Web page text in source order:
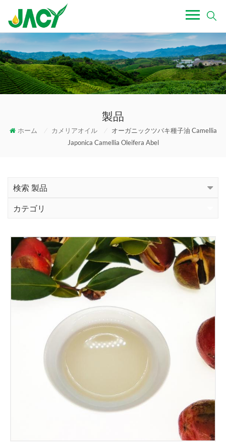
製品
ホーム / カメリアオイル /
オーガニックツバキ種子油 Camellia
Japonica Camellia Oleifera Abel
検索 製品
カテゴリ